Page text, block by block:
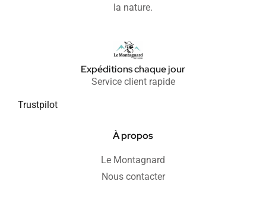
la nature.
Expéditions chaque jour
Service client rapide
Trustpilot
À propos
Le Montagnard
Nous contacter